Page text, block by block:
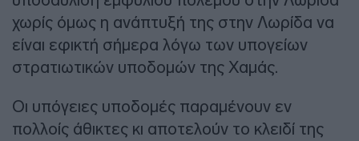
χωρίς όμως η ανάπτυξή της στην Λωρίδα να
είναι εφικτή σήμερα λόγω των υπογείων
στρατιωτικών υποδομών της Χαμάς.
Οι υπόγειες υποδομές παραμένουν εν
πολλοίς άθικτες κι αποτελούν το κλειδί της